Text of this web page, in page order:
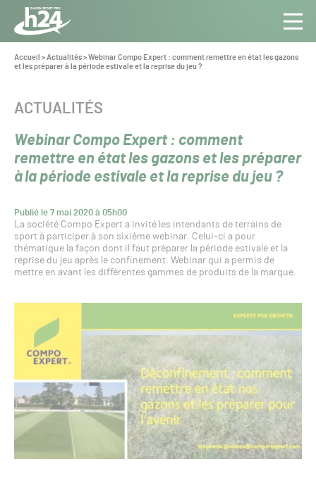
Panneau de gestion des cookies
Aller au contenu
Toute
l’info
du Gazon
Vous
êtes
Accueil >Actualités>Webinar Compo Expert : comment remettre en état les gazons
et les préparer à la période estivale et la reprise du jeu ?
Webinar Compo Expert : comment
remettre en état les gazons et les préparer
à la période estivale et la reprise du jeu ?
Publié le 7 mai 2020 à 05h00
CATÉGORIE :
ACTUALITÉS
La société Compo Expert a invité les intendants de terrains de
sport à participer à son sixième webinar. Celui-ci a pour
thématique la façon dont il faut préparer la période estivale et la
reprise du jeu après le confinement. Webinar qui a permis de
mettre en avant les différentes gammes de produits de la marque.